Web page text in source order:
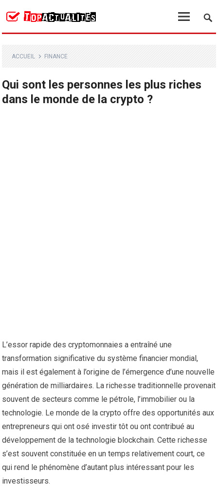
ACCUEIL FINANCE
Qui sont les personnes les plus riches
dans le monde de la crypto ?
L’essor rapide des cryptomonnaies a entraîné une
transformation significative du système financier mondial,
mais il est également à l’origine de l’émergence d’une nouvelle
génération de milliardaires. La richesse traditionnelle provenait
souvent de secteurs comme le pétrole, l’immobilier ou la
technologie. Le monde de la crypto offre des opportunités aux
entrepreneurs qui ont osé investir tôt ou ont contribué au
développement de la technologie blockchain. Cette richesse
s’est souvent constituée en un temps relativement court, ce
qui rend le phénomène d’autant plus intéressant pour les
investisseurs.